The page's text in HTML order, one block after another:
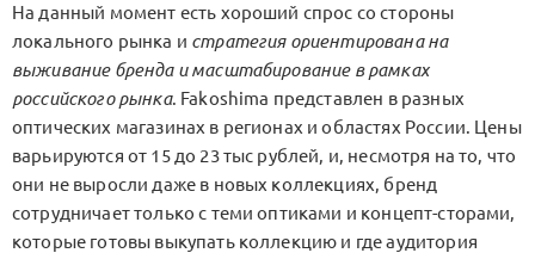
На данный момент есть хороший спрос со стороны
локального рынка и стратегия ориентирована на
выживание бренда и масштабирование в рамках
российского рынка. Fakoshima представлен в разных
оптических магазинах в регионах и областях России. Цены
варьируются от 15 до 23 тыс рублей, и, несмотря на то, что
они не выросли даже в новых коллекциях, бренд
сотрудничает только с теми оптиками и концепт-сторами,
которые готовы выкупать коллекцию и где аудитория